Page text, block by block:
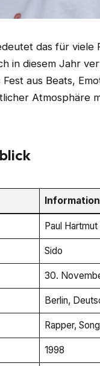
das für viele
in diesem Jahr
aus Beats,
Atmosphäre
Information
Paul
Sido
30.
Berlin,
Rapper,
1998